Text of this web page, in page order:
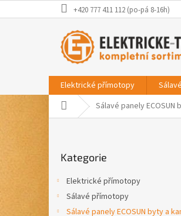
na
+420 777 411 112 (po-pá 8-16h)
Elektrické přímotopy
Domů Sálavé panely ECOSUN
kategorie
Kategorie
Elektrické přímotopy
Sálavé přímotopy
Sálavé panely ECOSUN byty a